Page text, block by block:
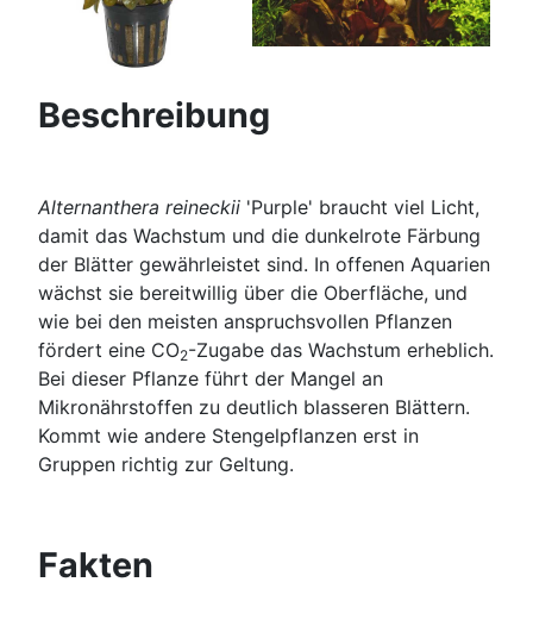
Beschreibung
Alternanthera reineckii 'Purple' braucht viel Licht,
damit das Wachstum und die dunkelrote Färbung
der Blätter gewährleistet sind. In offenen Aquarien
wächst sie bereitwillig über die Oberfläche, und
wie bei den meisten anspruchsvollen Pflanzen
fördert eine CO2-Zugabe das Wachstum erheblich.
Bei dieser Pflanze führt der Mangel an
Mikronährstoffen zu deutlich blasseren Blättern.
Kommt wie andere Stengelpflanzen erst in
Gruppen richtig zur Geltung.
Fakten